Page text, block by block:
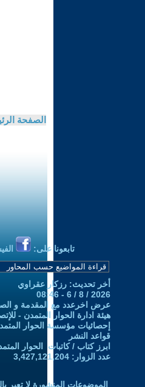
الصفحة
تابعونا على:
أخر تحديث: رزكار عقراوي
2026 / 8 / 6 - 08:46
عرض اخرعدد مع المقدمة و
هيئة ادارة الحوار المتمدن -
إحصائيات مؤسسة الحوار
قواعد النشر
ابرز كتاب / كاتبات الحوار
عدد الزوار: 3,427,121,204
الموضوعات المنشورة لا تعبر